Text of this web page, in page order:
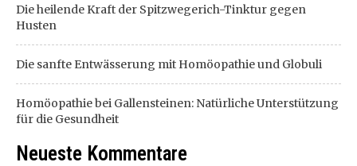
Die heilende Kraft der Spitzwegerich-Tinktur gegen
Husten
Die sanfte Entwässerung mit Homöopathie und Globuli
Homöopathie bei Gallensteinen: Natürliche Unterstützung
für die Gesundheit
Neueste Kommentare